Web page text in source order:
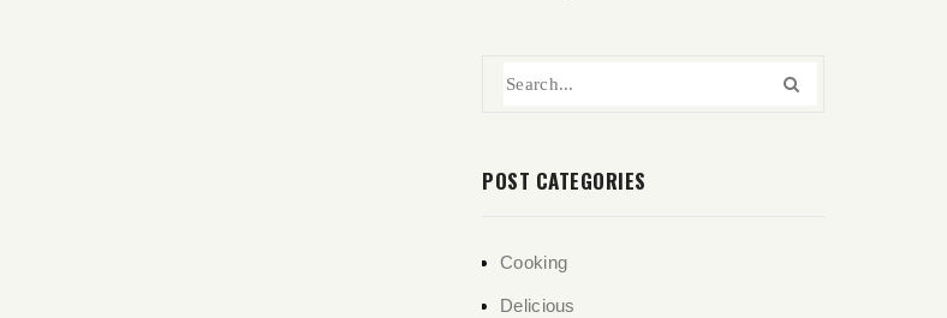
POST CATEGORIES
Cooking
Delicious